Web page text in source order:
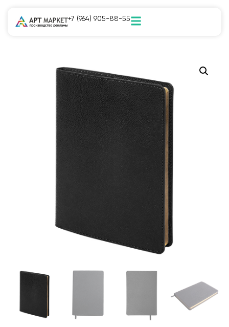
+7 (964) 905-88-55